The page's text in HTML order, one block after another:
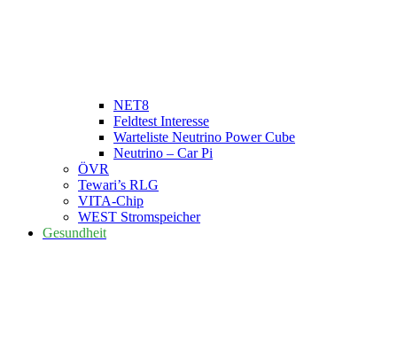
NET8
Feldtest Interesse
Warteliste Neutrino Power Cube
Neutrino – Car Pi
ÖVR
Tewari’s RLG
VITA-Chip
WEST Stromspeicher
Gesundheit